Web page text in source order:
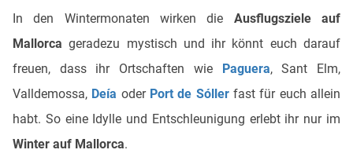
In den Wintermonaten wirken die Ausflugsziele auf
Mallorca geradezu mystisch und ihr könnt euch darauf
freuen, dass ihr Ortschaften wie
Paguera, Sant Elm,
Valldemossa, Deía oder Port de Sóllerfast für euch allein
habt. So eine Idylle und Entschleunigung erlebt ihr nur im
Winter auf Mallorca.